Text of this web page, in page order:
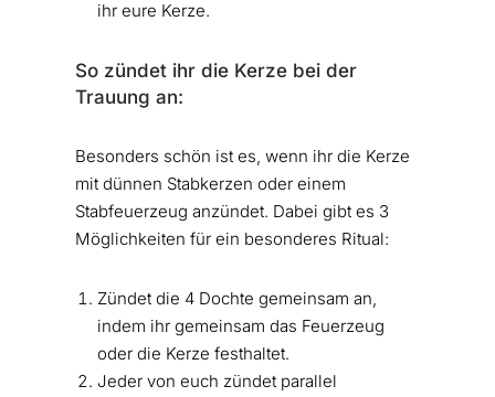
ihr eure Kerze.
So zündet ihr die Kerze bei der
Trauung an:
Besonders schön ist es, wenn ihr die Kerze
mit dünnen Stabkerzen oder einem
Stabfeuerzeug anzündet. Dabei gibt es 3
Möglichkeiten für ein besonderes Ritual:
Zündet die 4 Dochte gemeinsam an,
indem ihr gemeinsam das Feuerzeug
oder die Kerze festhaltet.
Jeder von euch zündet parallel